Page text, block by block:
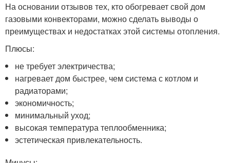
На основании отзывов тех, кто обогревает свой дом
газовыми конвекторами, можно сделать выводы о
преимуществах и недостатках этой системы отопления.
Плюсы:
не требует электричества;
нагревает дом быстрее, чем система с котлом и
радиаторами;
экономичность;
минимальный уход;
высокая температура теплообменника;
эстетическая привлекательность.